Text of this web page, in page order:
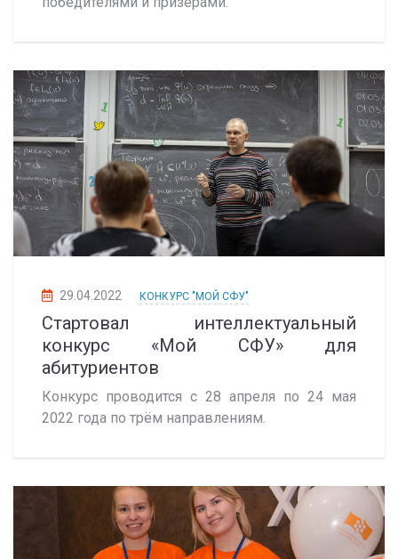
29.04.2022 КОНКУРС "МОЙ СФУ"
Стартовал интеллектуальный
конкурс «Мой СФУ» для
абитуриентов
Конкурс проводится с 28 апреля по 24 мая
2022 года по трём направлениям.